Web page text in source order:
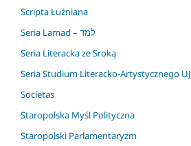
Scripta Łużniana
Seria Lamad – למד
Seria Literacka ze Sroką
Seria Studium Literacko-Artystycznego UJ
Societas
Staropolska Myśl Polityczna
Staropolski Parlamentaryzm